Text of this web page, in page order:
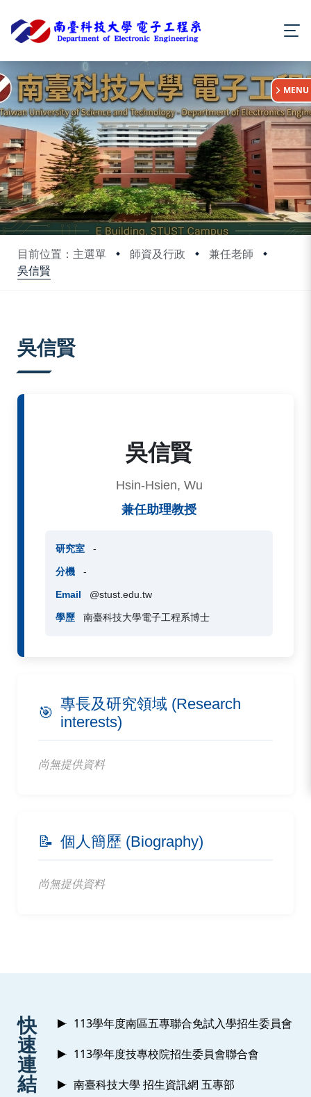
目前位置：主選單 師資及行政
兼任老師
吳信賢
:::
MENU
吳信賢
吳信賢
Hsin-Hsien, Wu
兼任助理教授
研究室 -
分機 -
Email @stust.edu.tw
學歷 南臺科技大學電子工程系博士
🎯
專長及研究領域 (Research
interests)
尚無提供資料
📝 個人簡歷 (Biography)
尚無提供資料
快
速
連
結
113學年度南區五專聯合免試入學招生委員會
113學年度技專校院招生委員會聯合會
南臺科技大學 招生資訊網 五專部